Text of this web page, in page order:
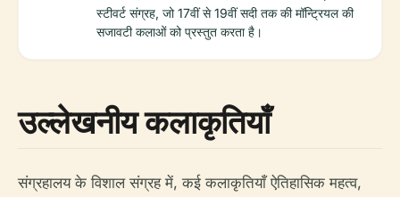
स्टीवर्ट संग्रह, जो 17वीं से 19वीं सदी तक की मॉन्ट्रियल की
सजावटी कलाओं को प्रस्तुत करता है।
उल्लेखनीय कलाकृतियाँ
संग्रहालय के विशाल संग्रह में, कई कलाकृतियाँ ऐतिहासिक महत्व,